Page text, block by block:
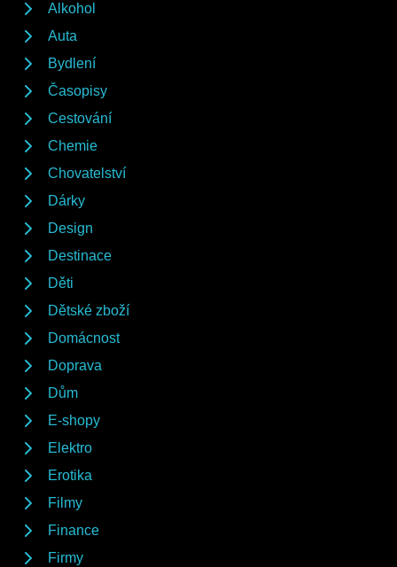
Alkohol
Auta
Bydlení
Časopisy
Cestování
Chemie
Chovatelství
Dárky
Design
Destinace
Děti
Dětské zboží
Domácnost
Doprava
Dům
E-shopy
Elektro
Erotika
Filmy
Finance
Firmy